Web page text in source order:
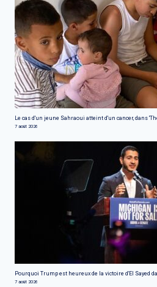
Le cas d'un jeune Sahraoui atteint d'un cancer, dans
7 août 2026
Pourquoi Trump est heureux de la victoire d'El Sayed
7 août 2026